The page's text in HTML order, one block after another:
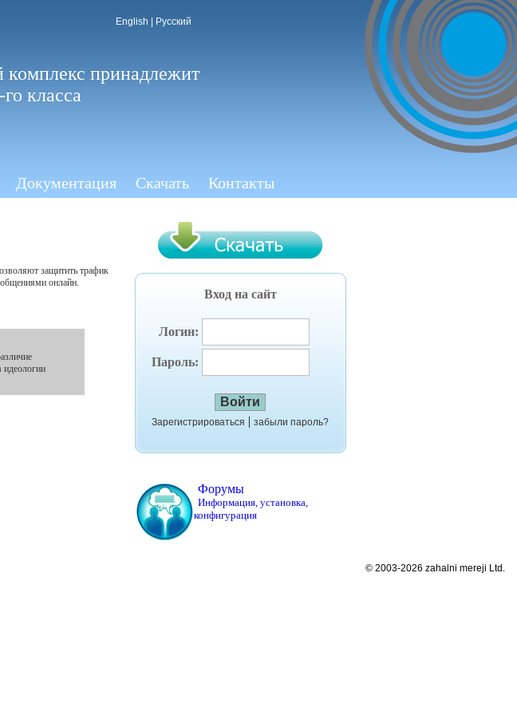
принадлежит
класса
Документация Скачать Контакты
защитить трафик
онлайн.
идеологии
Вход на сайт
Логин:
Пароль:
Зарегистрироваться | забыли пароль?
Форумы
Информация, установка,
конфигурация
© 2003-2026 zahalni mereji Ltd.
English Русский